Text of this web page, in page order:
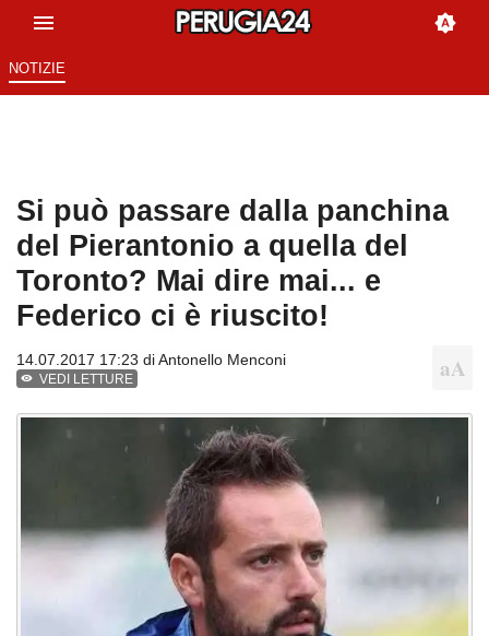
NOTIZIE
Si può passare dalla panchina
del Pierantonio a quella del
Toronto? Mai dire mai... e
Federico ci è riuscito!
14.07.2017 17:23 diAntonello Menconi
VEDI LETTURE